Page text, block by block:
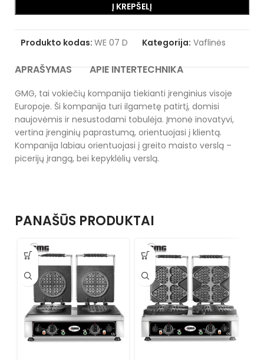
Į KREPŠELĮ
Produkto kodas: WE 07 D Kategorija: Vaflinės
APRAŠYMAS APIE INTERTECHNIKA
GMG, tai vokiečių kompanija tiekianti įrenginius visoje
Europoje. Ši kompanija turi ilgametę patirtį, domisi
naujovėmis ir nesustodami tobulėja. Įmonė inovatyvi,
vertina įrenginių paprastumą, orientuojasi į klientą.
Kompanija labiau orientuojasi į greito maisto verslą –
picerijų įrangą, bei kepyklėlių verslą.
PANAŠŪS PRODUKTAI